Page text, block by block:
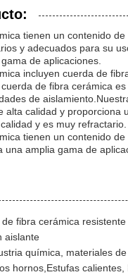
tienen un contenido
y adecuados para su
de aplicaciones.
incluyen cuerda de
de fibra cerámica
de
alta calidad y
y es muy refractario.
tienen un contenido
amplia gama de
fibra cerámica
aislante
química, materiales
hornos,Estufas